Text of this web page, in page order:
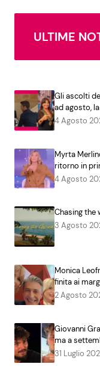
ULTIME
Gli ascolti
ad agosto,
4 Agosto
Myrta
ritorno in
4 Agosto
Chasing the
3 Agosto
Monica
finita ai
2 Agosto
Giovanni
ma a
31 Luglio